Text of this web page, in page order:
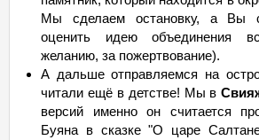
Мы сделаем остановку, а Вы
оценить идею объединения
желанию, за пожертвование).
А дальше отправляемся на
читали ещё в детстве! Мы в
версий именно он считается
Буяна в сказке "О царе